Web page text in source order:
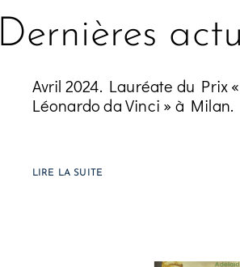
Dernières
Avril 2024. Lauréate du Prix «
Léonardo da Vinci » à Milan.
LIRE LA SUITE